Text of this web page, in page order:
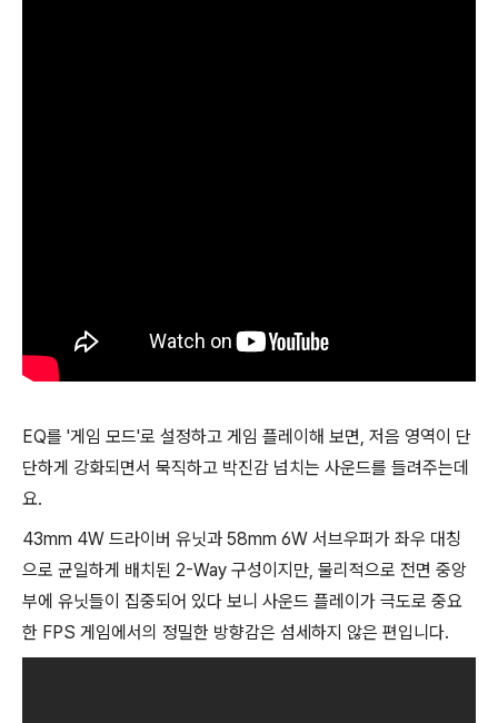
EQ를 '게임 모드'로 설정하고 게임 플레이해 보면, 저음 영역이 단
단하게 강화되면서 묵직하고 박진감 넘치는 사운드를 들려주는데
요.
43mm 4W 드라이버 유닛과 58mm 6W 서브우퍼가 좌우 대칭
으로 균일하게 배치된 2-Way 구성이지만, 물리적으로 전면 중앙
부에 유닛들이 집중되어 있다 보니 사운드 플레이가 극도로 중요
한 FPS 게임에서의 정밀한 방향감은 섬세하지 않은 편입니다.